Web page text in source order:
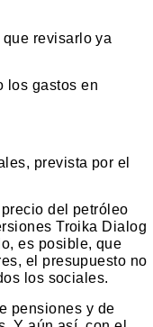
revisarlo ya
los gastos en
prevista por el
del petróleo
Troika Dialog
es posible, que
el presupuesto no
los sociales.
pensiones y de